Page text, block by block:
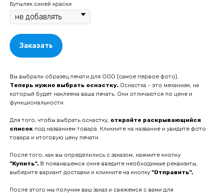
Бутылек синей краски
Заказать
Вы выбрали образец печати для ООО (самое первое фото).
Теперь нужно выбрать оснастку. Оснастка - это механизм, на
который будет наклеена ваша печать. Они отличаются по цене и
функциональности.
Для того, чтобы выбрать оснастку, откройте раскрывающийся
список под названием товара. Кликните на название и увидите фото
товара и итоговую цену печати.
После того, как вы определились с заказом, нажмите кнопку
"Купить". В появившемся окне введите необходимые реквизиты,
выберите вариант доставки и кликните на кнопку "Отправить".
После этого мы получим ваш заказ и свяжемся с вами для